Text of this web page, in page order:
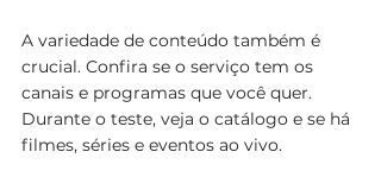
A variedade de conteúdo também é
crucial. Confira se o serviço tem os
canais e programas que você quer.
Durante o teste, veja o catálogo e se há
filmes, séries e eventos ao vivo.